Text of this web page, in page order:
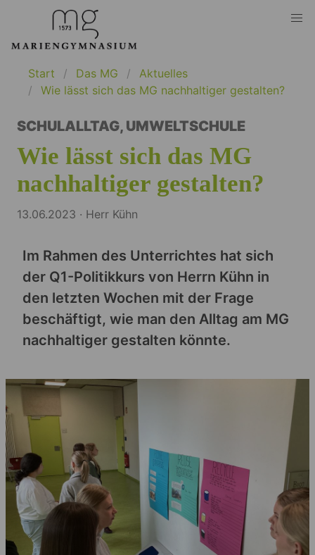
Start Das MG
Aktuelles
Wie lässt sich das MG nachhaltiger gestalten?
SCHULALLTAG, UMWELTSCHULE
Wie lässt sich das MG
nachhaltiger gestalten?
13.06.2023 · Herr Kühn
Im Rahmen des Unterrichtes hat sich
der Q1-Politikkurs von Herrn Kühn in
den letzten Wochen mit der Frage
beschäftigt, wie man den Alltag am MG
nachhaltiger gestalten könnte.